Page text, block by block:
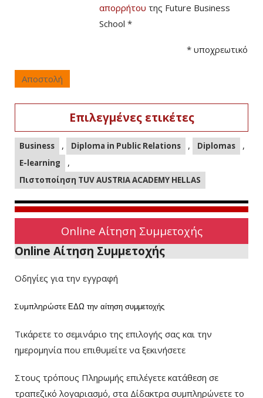
απορρήτου της Future Business
School *
* υποχρεωτικό
Αποστολή
Επιλεγμένες ετικέτες
Business , Diploma in Public Relations , Diplomas ,
E-learning ,
Πιστοποίηση TUV AUSTRIA ACADEMY HELLAS
Online Αίτηση Συμμετοχής
Online Αίτηση Συμμετοχής
Οδηγίες για την εγγραφή
Συμπληρώστε ΕΔΩ την αίτηση συμμετοχής
Τικάρετε το σεμινάριο της επιλογής σας και την
ημερομηνία που επιθυμείτε να ξεκινήσετε
Στους τρόπους Πληρωμής επιλέγετε κατάθεση σε
τραπεζικό λογαριασμό, στα Δίδακτρα συμπληρώνετε το